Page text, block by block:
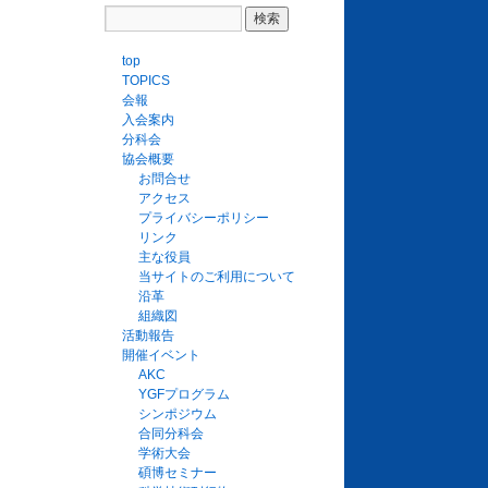
top
TOPICS
会報
入会案内
分科会
協会概要
お問合せ
アクセス
プライバシーポリシー
リンク
主な役員
当サイトのご利用について
沿革
組織図
活動報告
開催イベント
AKC
YGFプログラム
シンポジウム
合同分科会
学術大会
碩博セミナー